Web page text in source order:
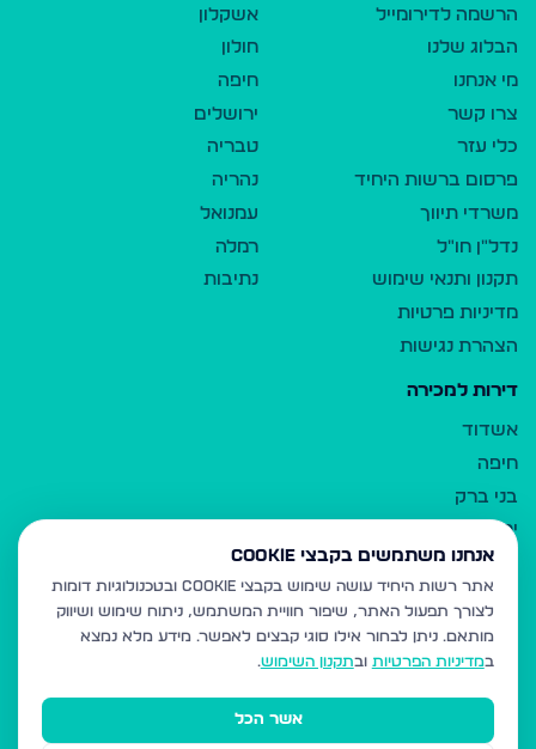
הרשמה לדירומייל
הבלוג שלנו
מי אנחנו
צרו קשר
כלי עזר
פרסום ברשות היחיד
משרדי תיווך
נדל"ן חו"ל
תקנון ותנאי שימוש
מדיניות פרטיות
הצהרת נגישות
אשקלון
חולון
חיפה
ירושלים
טבריה
נהריה
עמנואל
רמלה
נתיבות
דירות למכירה
אשדוד
חיפה
בני ברק
ירושלים
אלעד
גבעת זאב
בית שמש
רכסים
מודיעין עילית
אנחנו משתמשים בקבצי Cookie
אתר רשות היחיד עושה שימוש בקבצי Cookie ובטכנולוגיות דומות
לצורך תפעול האתר, שיפור חוויית המשתמש, ניתוח שימוש ושיווק
מותאם. ניתן לבחור אילו סוגי קבצים לאפשר. מידע מלא נמצא
במדיניות הפרטיות ובתקנון השימוש.
אשר הכל